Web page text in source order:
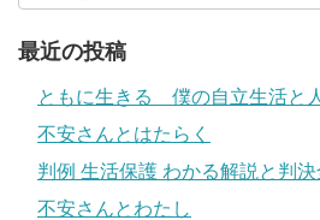
最近の投稿
ともに生きる 僕の自立生活と
不安さんとはたらく
判例 生活保護 わかる解説と判決
不安さんとわたし